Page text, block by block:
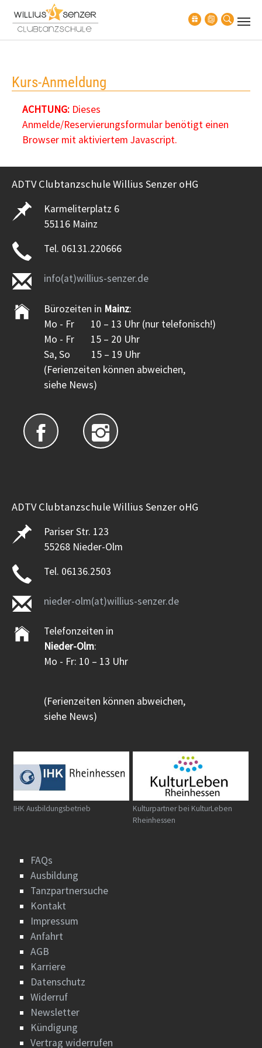
Zum Hauptinhalt springen
Kurs-Anmeldung
ACHTUNG:Dieses
Anmelde/Reservierungsformular benötigt einen
Browser mit aktiviertem Javascript.
ADTV Clubtanzschule Willius Senzer oHG
Karmeliterplatz 6
55116 Mainz
Tel. 06131.220666
info(at)willius-senzer.de
Bürozeiten in Mainz:
Mo - Fr 10 – 13 Uhr (nur telefonisch!)
Mo - Fr 15 – 20 Uhr
Sa, So 15 – 19 Uhr
(Ferienzeiten können abweichen,
siehe News)
ADTV Clubtanzschule Willius Senzer oHG
Pariser Str. 123
55268 Nieder-Olm
Tel. 06136.2503
nieder-olm(at)willius-senzer.de
Telefonzeiten in
Nieder-Olm:
Mo - Fr: 10 – 13 Uhr
(Ferienzeiten können abweichen,
siehe News)
IHK Ausbildungsbetrieb
Kulturpartner bei KulturLeben
Rheinhessen
FAQs
Ausbildung
Tanzpartnersuche
Kontakt
Impressum
Anfahrt
AGB
Karriere
Datenschutz
Widerruf
Newsletter
Kündigung
Vertrag widerrufen